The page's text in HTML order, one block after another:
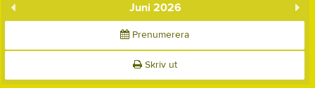
Juni 2026
Prenumerera
Skriv ut